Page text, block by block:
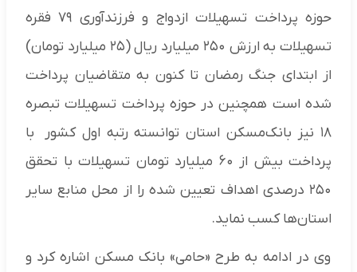
حوزه پرداخت تسهیلات ازدواج و فرزندآوری ۷۹ فقره
تسهیلات به ارزش ۲۵۰ میلیارد ریال (۲۵ میلیارد تومان)
از ابتدای جنگ رمضان تا کنون به متقاضیان پرداخت
شده است همچنین در حوزه پرداخت تسهیلات تبصره
۱۸ نیز بانک‌مسکن استان توانسته رتبه اول کشور با
پرداخت بیش از ۶۰ میلیارد تومان تسهیلات با تحقق
۲۵۰ درصدی اهداف تعیین شده را از محل منابع سایر
استان‌ها کسب نماید.
وی در ادامه به طرح «حامی» بانک مسکن اشاره کرد و